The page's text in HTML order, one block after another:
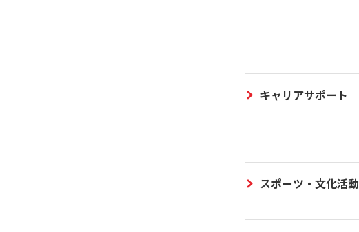
キャリアサポート
スポーツ・文化活動